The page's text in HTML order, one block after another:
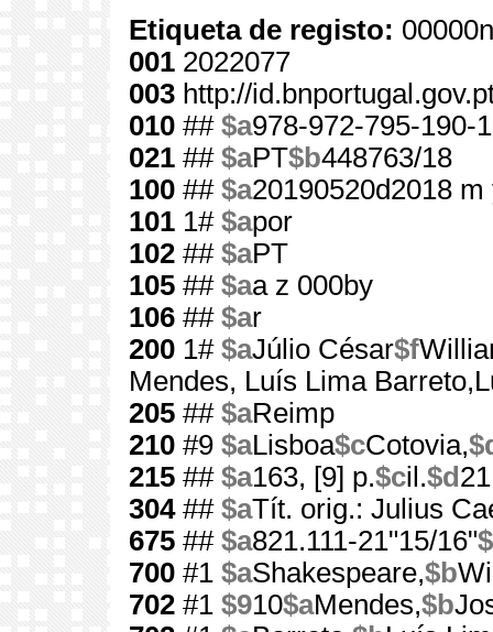
Etiqueta de registo:
001 2022077
003 http://
010 ## $a978-972-795-190-1
021 ## $aPT$b448763/18
100 ## $a20190520d2018
101 1# $apor
102 ## $aPT
105 ## $aa z 000by
106 ## $ar
200 1# $aJúlio César$f
Mendes, Luís Lima
205 ## $aReimp
210 #9 $aLisboa$cCotovia,
215 ## $a163, [9] p.$cil.$d
304## $aTít. orig.: Julius
675 ## $a821.111-21"15/16"
700 #1 $aShakespeare,$b
702 #1 $910$aMendes,$b